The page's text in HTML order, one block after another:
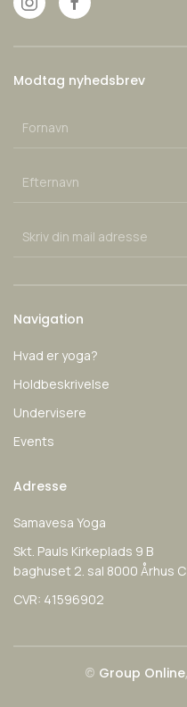
Modtag nyhedsbrev
Navigation
Hvad er yoga?
Holdbeskrivelse
Undervisere
Events
Adresse
Samavesa Yoga
Skt. Pauls Kirkeplads 9 B
baghuset 2. sal 8000 Århus C
CVR: 41596902
© Group Online